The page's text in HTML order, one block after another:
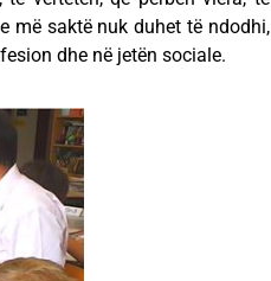
më saktë nuk duhet të ndodhi,
dhe në jetën sociale.